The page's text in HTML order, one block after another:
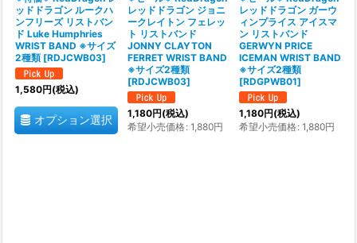
ッドドラゴン ルークハ
ンフリーズ リストバン
ド Luke Humphries
WRIST BAND ※サイズ
2種類 [RDJCWB03]
1,580円(税込)
オプション選択
レッドドラゴン ジョニ
ークレイトン フェレッ
ト リストバンド
JONNY CLAYTON
FERRET WRIST BAND
※サイズ2種類
[RDJCWB03]
1,180円(税込)
希望小売価格: 1,880円
レッドドラゴン ガーウ
ィンプライス アイスマ
ン リストバンド
GERWYN PRICE
ICEMAN WRIST BAND
※サイズ2種類
[RDGPWB01]
1,180円(税込)
希望小売価格: 1,880円